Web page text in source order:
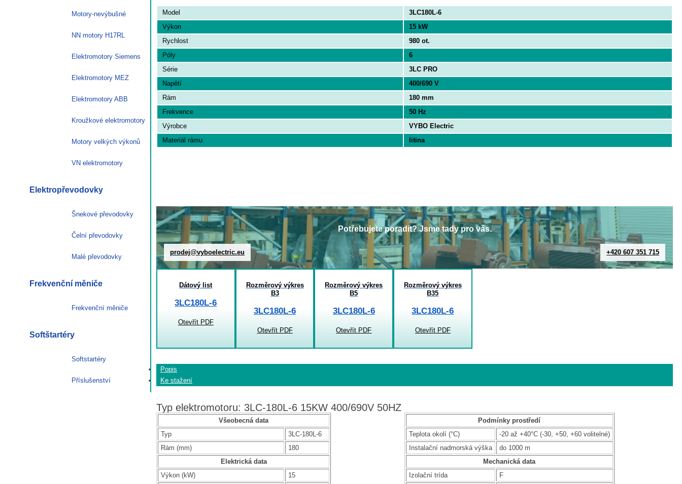
Model
3LC180L-6
Výkon
15 kW
Rychlost
980 ot.
Póly
6
Série
3LC PRO
Napětí
400/690 V
Rám
180 mm
Frekvence
50 Hz
Výrobce
VYBO Electric
Materiál rámu
litina
Potřebujete poradit? Jsme tady pro vás.
prodej@vyboelectric.eu +420 607 351 715
Dátový list
3LC180L-6
Otevřít PDF
Rozměrový výkres
B3
3LC180L-6
Otevřít PDF
Rozměrový výkres
B5
3LC180L-6
Otevřít PDF
Rozměrový výkres
B35
3LC180L-6
Otevřít PDF
Popis
Ke stažení
Typ elektromotoru: 3LC-180L-6 15KW 400/690V 50HZ
Všeobecná data
Typ
3LC-180L-6
Rám (mm)
180
Elektrická data
Výkon (kW)
15
Podmínky prostředí
Teplota okolí (°C)
-20 až +40°C (-30, +50, +60 volitelné)
Instalační nadmorská výška
do 1000 m
Mechanická data
Izolační trída
F
Motory-nevýbušné
NN motory H17RL
Elektromotory Siemens
Elektromotory MEZ
Elektromotory ABB
Kroužkové elektromotory
Motory velkých výkonů
VN elektromotory
Elektropřevodovky
Šnekové převodovky
Čelní převodovky
Malé převodovky
Frekvenční měniče
Frekvenční měniče
Softštartéry
Softstartéry
Příslušenství